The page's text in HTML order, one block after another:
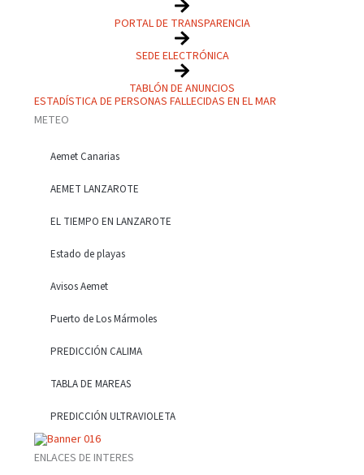
PORTAL DE TRANSPARENCIA
SEDE ELECTRÓNICA
TABLÓN DE ANUNCIOS
ESTADÍSTICA DE PERSONAS FALLECIDAS EN EL MAR
METEO
Aemet Canarias
AEMET LANZAROTE
EL TIEMPO EN LANZAROTE
Estado de playas
Avisos Aemet
Puerto de Los Mármoles
PREDICCIÓN CALIMA
TABLA DE MAREAS
PREDICCIÓN ULTRAVIOLETA
ENLACES DE INTERES